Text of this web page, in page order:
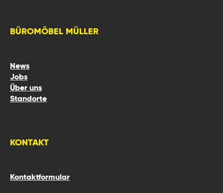
BÜROMÖBEL MÜLLER
News
Jobs
Über uns
Standorte
KONTAKT
Kontaktformular